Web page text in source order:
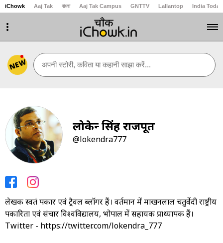
iChowk Aaj Tak বাংলা Aaj Tak Campus GNTTV Lallantop India Today
NEW अपनी स्टोरी, कविता या कहानी साझा करें...
लोकेन्द्र सिंह राजपूत
@lokendra777
लेखक स्वतंत्र पत्रकार एवं ट्रैवल ब्लॉगर हैं। वर्तमान में माखनलाल चतुर्वेदी राष्ट्रीय
पत्रकारिता एवं संचार विश्वविद्यालय, भोपाल में सहायक प्राध्यापक हैं।
Twitter - https://twitter.com/lokendra_777